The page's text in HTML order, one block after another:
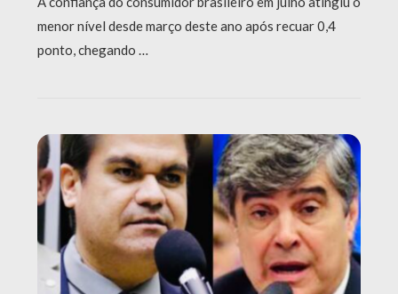
menor nível desde março deste ano após recuar 0,4
ponto, chegando …